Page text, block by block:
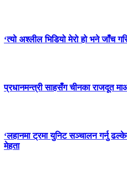
‘त्यो अश्लील भिडियो मेरो हो भने जाँच
प्रधानमन्त्री साहसँग चीनका राजदूत
‘लहानमा ट्रमा युनिट सञ्चालन गर्नु
मेहता